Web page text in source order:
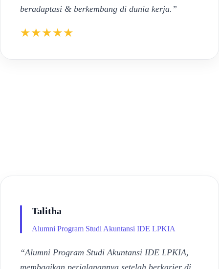
beradaptasi & berkembang di dunia kerja.”
★★★★★
Talitha
Alumni Program Studi Akuntansi IDE LPKIA
“Alumni Program Studi Akuntansi IDE LPKIA,